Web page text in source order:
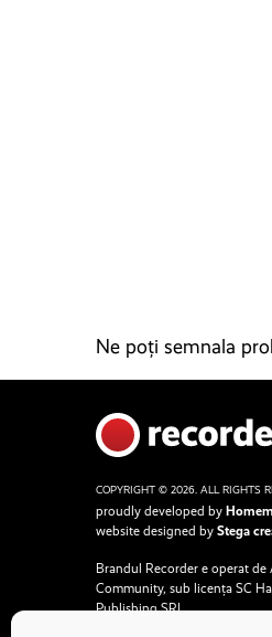
Ne poți semnala
COPYRIGHT © 2026. ALL RIGHTS
proudly developed by
website designed by Stega
Brandul Recorder e operat de
Community, sub licența SC
Publishing SRL.